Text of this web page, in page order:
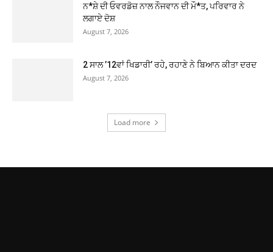
ਨ*ਸ਼ੇ ਦੀ ਓਵਰਡੋਜ਼ ਨਾਲ ਨੌਜਵਾਨ ਦੀ ਮੌ*ਤ, ਪਰਿਵਾਰ ਨੇ
ਲਗਾਏ ਦੋਸ਼
August 7, 2026
2 ਸਾਲ ’12ਵਾਂ ਖਿਡਾਰੀ’ ਰਹੇ, ਰਹਾਣੇ ਨੇ ਬਿਆਨ ਕੀਤਾ ਦਰਦ
August 7, 2026
Load more